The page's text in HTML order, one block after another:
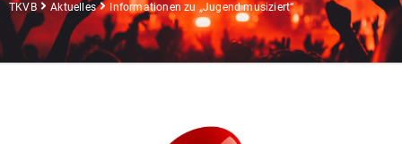
TKVB Aktuelles Informationen zu „Jugend musiziert“